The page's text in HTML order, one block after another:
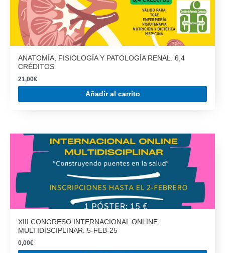
ANATOMÍA, FISIOLOGÍA Y PATOLOGÍA RENAL. 6,4
CRÉDITOS
21,00€
Añadir al carrito
XIII CONGRESO INTERNACIONAL ONLINE
MULTIDISCIPLINAR. 5-FEB-25
0,00€